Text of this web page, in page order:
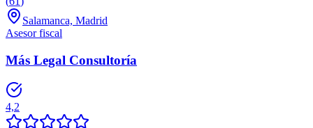
Salamanca, Madrid
Asesor fiscal
Más Legal Consultoría
4,2